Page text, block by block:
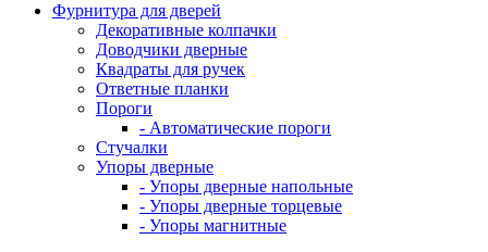
Фурнитура для дверей
Декоративные колпачки
Доводчики дверные
Квадраты для ручек
Ответные планки
Пороги
- Автоматические пороги
Стучалки
Упоры дверные
- Упоры дверные напольные
- Упоры дверные торцевые
- Упоры магнитные